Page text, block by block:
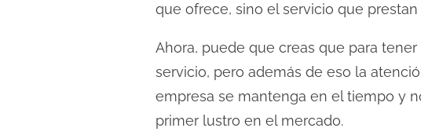
t
u
e
que ofrece, sino el servicio que
Ahora, puede que creas que para
servicio, pero además de eso la
empresa se mantenga en el tiempo y
primer lustro en el mercado.